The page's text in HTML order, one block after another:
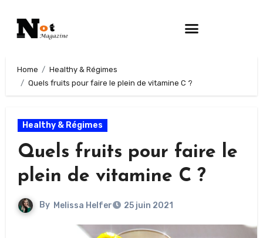
Home
Healthy & Régimes
Quels fruits pour faire le plein de vitamine C ?
Healthy & Régimes
Quels fruits pour faire le
plein de vitamine C ?
By Melissa Helfer 25 juin 2021